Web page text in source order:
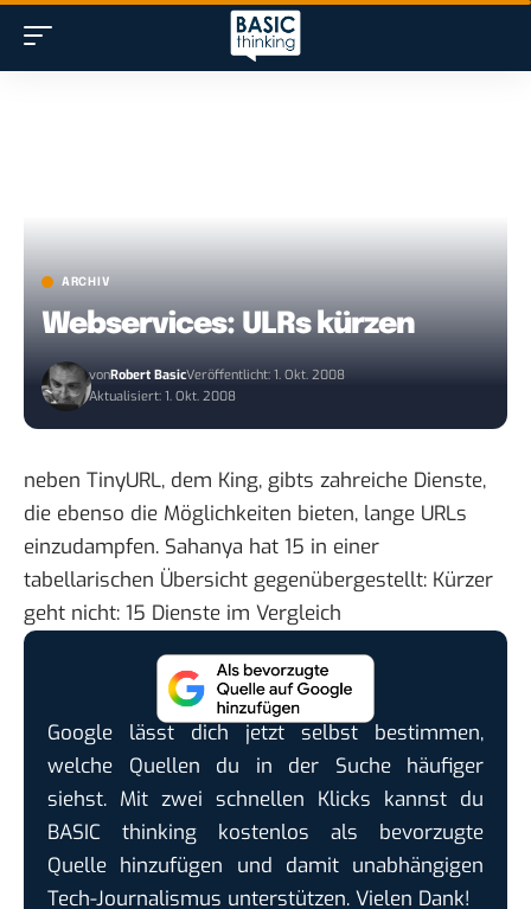
ARCHIV
Webservices: ULRs kürzen
vonRobert BasicVeröffentlicht: 1. Okt. 2008
Aktualisiert: 1. Okt. 2008
neben TinyURL, dem King, gibts zahreiche Dienste,
die ebenso die Möglichkeiten bieten, lange URLs
einzudampfen. Sahanya hat 15 in einer
tabellarischen Übersicht gegenübergestellt: Kürzer
geht nicht: 15 Dienste im Vergleich
Google lässt dich jetzt selbst bestimmen,
welche Quellen du in der Suche häufiger
siehst. Mit zwei schnellen Klicks kannst du
BASIC thinking kostenlos als bevorzugte
Quelle hinzufügen und damit unabhängigen
Tech-Journalismus unterstützen. Vielen Dank!